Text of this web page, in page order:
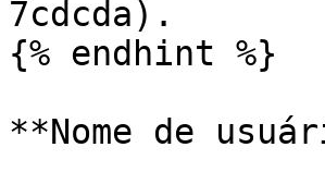
7cdcda).
{% endhint %}
**Nome de